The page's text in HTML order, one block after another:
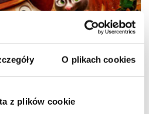
O plikach cookies
z plików cookie